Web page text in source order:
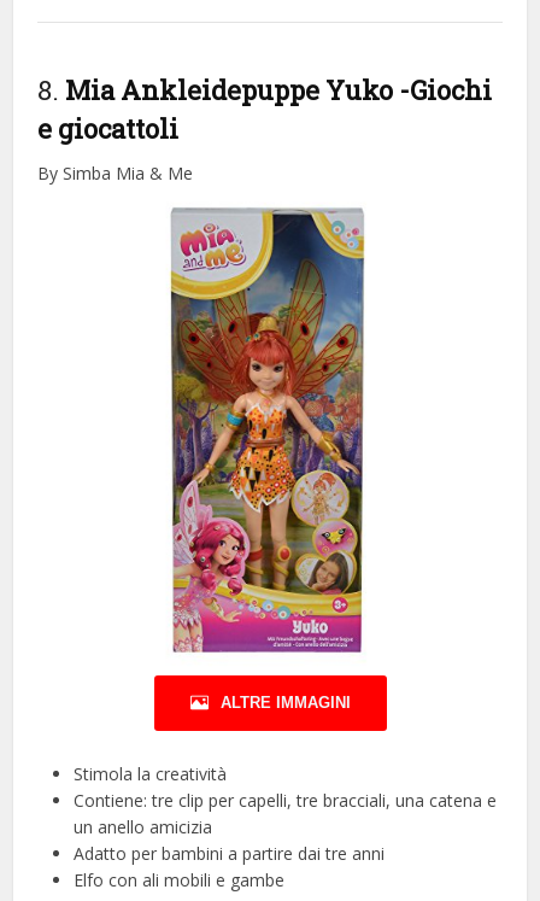
8. Mia Ankleidepuppe Yuko -Giochi
e giocattoli
By Simba Mia & Me
ALTRE IMMAGINI
Stimola la creatività
Contiene: tre clip per capelli, tre bracciali, una catena e
un anello amicizia
Adatto per bambini a partire dai tre anni
Elfo con ali mobili e gambe